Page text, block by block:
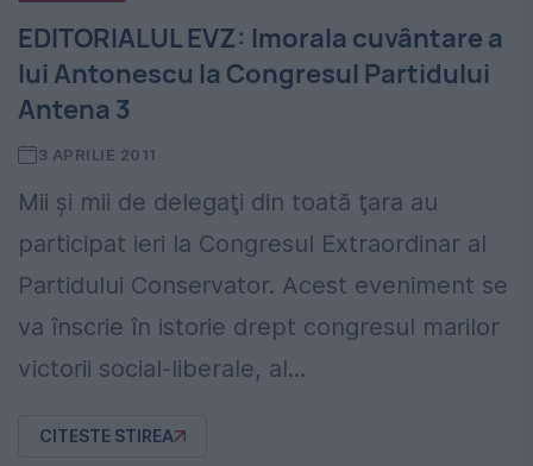
EDITORIALUL EVZ: Imorala cuvântare a
lui Antonescu la Congresul Partidului
Antena 3
3 APRILIE 2011
Mii şi mii de delegaţi din toată ţara au
participat ieri la Congresul Extraordinar al
Partidului Conservator. Acest eveniment se
va înscrie în istorie drept congresul marilor
victorii social-liberale, al...
CITESTE STIREA